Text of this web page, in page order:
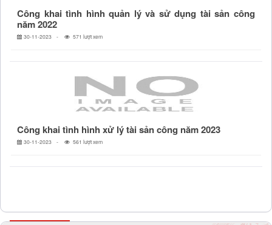
Công khai tình hình quản lý và sử dụng tài sản công
năm 2022
30-11-2023 571 lượt xem
Công khai tình hình xử lý tài sản công năm 2023
30-11-2023 561 lượt xem